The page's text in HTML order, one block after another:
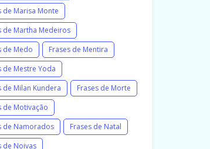
de Marisa Monte
de Martha Medeiros
de Medo
Frases de Mentira
de Mestre Yoda
de Milan Kundera
Frases de Morte
de Motivação
de Namorados
Frases de Natal
de Noivas